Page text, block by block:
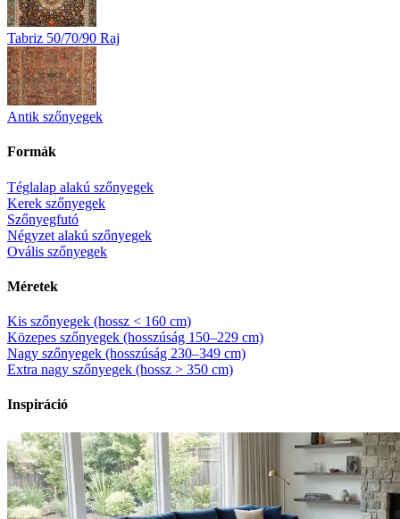
Tabriz 50/70/90 Raj
Antik szőnyegek
Formák
Téglalap alakú szőnyegek
Kerek szőnyegek
Szőnyegfutó
Négyzet alakú szőnyegek
Ovális szőnyegek
Méretek
Kis szőnyegek (hossz < 160 cm)
Közepes szőnyegek (hosszúság 150–229 cm)
Nagy szőnyegek (hosszúság 230–349 cm)
Extra nagy szőnyegek (hossz > 350 cm)
Inspiráció